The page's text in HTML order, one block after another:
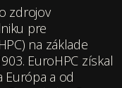
zdrojov
pre
na základe
EuroHPC získal
a od